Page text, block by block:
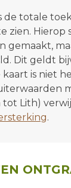
de totale
zien. Hierop
gemaakt,
Dit geldt
kaart is niet
tot Lith)
.